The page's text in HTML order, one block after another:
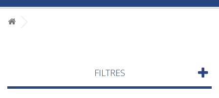
FILTRES